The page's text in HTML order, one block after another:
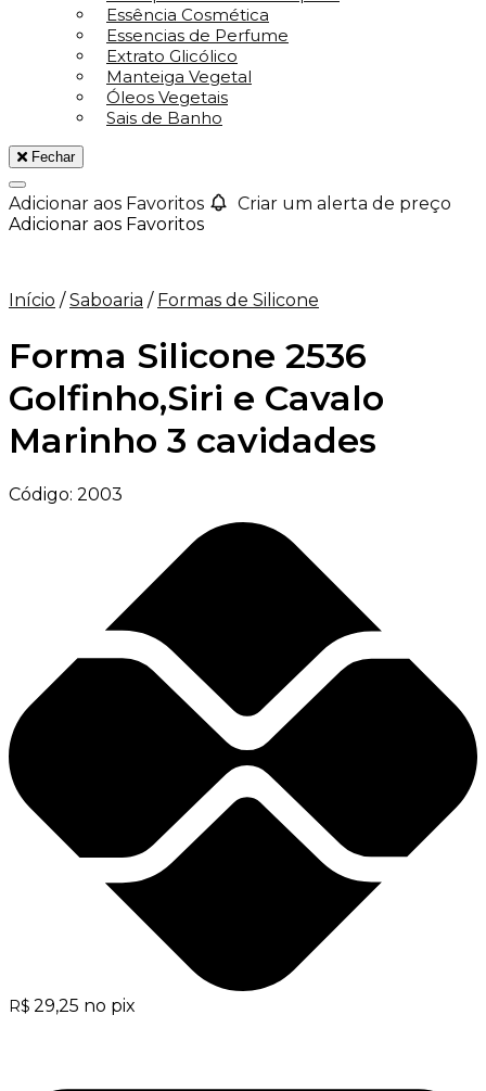
Essência Cosmética
Essencias de Perfume
Extrato Glicólico
Manteiga Vegetal
Óleos Vegetais
Sais de Banho
Fechar
Adicionar aos Favoritos
Criar um alerta de preço
Adicionar aos Favoritos
Início / Saboaria / Formas de Silicone
Forma Silicone 2536
Golfinho,Siri e Cavalo
Marinho 3 cavidades
Código: 2003
R$ 29,25 no pix